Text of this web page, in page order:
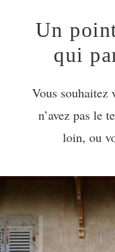
Un
qui
Vous souhaitez
n’avez pas le
loin, ou